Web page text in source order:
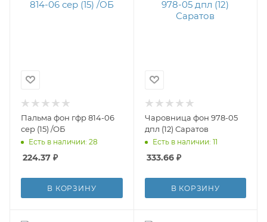
Пальма фон гфр 814-06
сер (15) /ОБ
Есть в наличии: 28
224.37 ₽
В КОРЗИНУ
Чаровница фон 978-05
дпл (12) Саратов
Есть в наличии: 11
333.66₽
В КОРЗИНУ